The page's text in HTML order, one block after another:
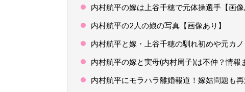
内村航平の嫁は上谷千穂で元体操選手【画像
内村航平の2人の娘の写真【画像あり】
内村航平と嫁・上谷千穂の馴れ初めや元カノ
内村航平の嫁と実母(内村周子)は不仲？情報
内村航平にモラハラ離婚報道！嫁姑問題も再